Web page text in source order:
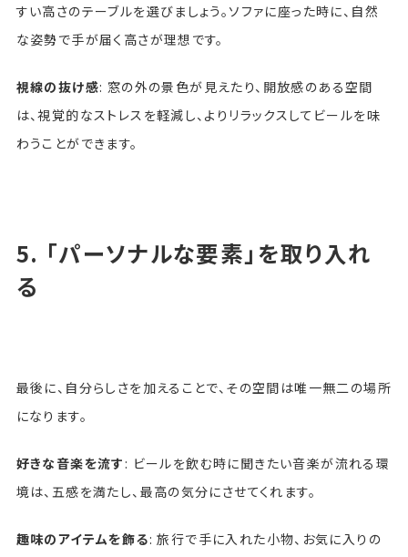
すい高さのテーブルを選びましょう。ソファに座った時に、自然
な姿勢で手が届く高さが理想です。
視線の抜け感: 窓の外の景色が見えたり、開放感のある空間
は、視覚的なストレスを軽減し、よりリラックスしてビールを味
わうことができます。
5. 「パーソナルな要素」を取り入れ
る
最後に、自分らしさを加えることで、その空間は唯一無二の場所
になります。
好きな音楽を流す : ビールを飲む時に聞きたい音楽が流れる環
境は、五感を満たし、最高の気分にさせてくれます。
趣味のアイテムを飾る: 旅行で手に入れた小物、お気に入りの